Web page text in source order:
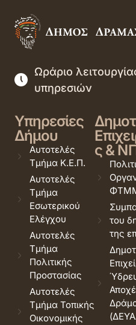
Ωράριο
υπηρεσιών
Υπηρεσίες
Δήμου
Αυτοτελές
Τμήμα Κ.Ε.Π.
Αυτοτελές
Τμήμα
Εσωτερικού
Ελέγχου
Αυτοτελές
Τμήμα
Πολιτικής
Προστασίας
Αυτοτελές
Τμήμα Τοπικής
Οικονομικής
ς &
του
της